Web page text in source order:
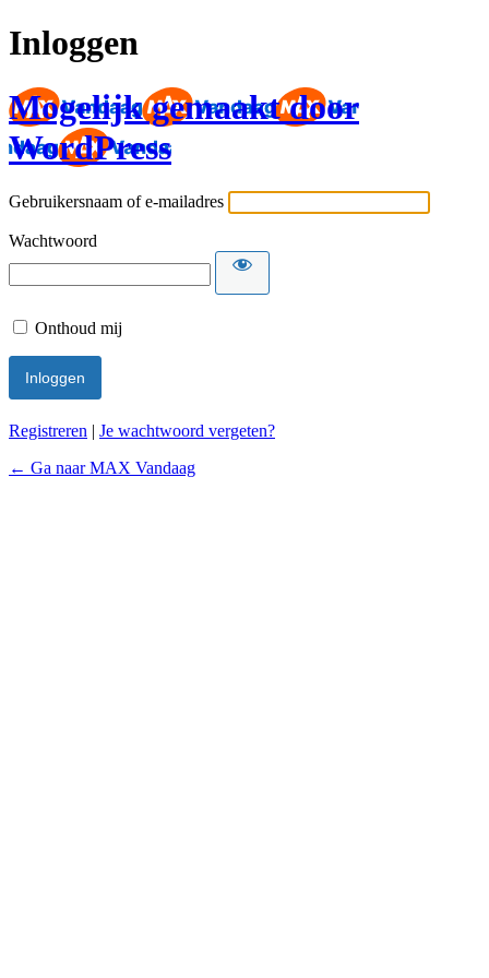
Inloggen
Mogelijk gemaakt door
WordPress
Gebruikersnaam of e-mailadres
Wachtwoord
Onthoud mij
Registreren | Je wachtwoord vergeten?
← Ga naar MAX Vandaag